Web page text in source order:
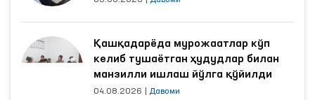
Қашқадарёда мурожаатлар кўп
келиб тушаётган ҳудудлар билан
манзилли ишлаш йўлга қўйилди
04.08.2026 Давоми